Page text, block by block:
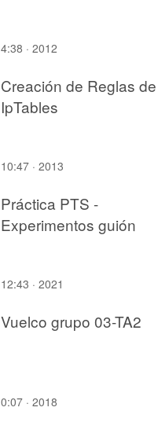
4:38 · 2012
Creación de Reglas de
IpTables
10:47 · 2013
Práctica PTS -
Experimentos guión
12:43 · 2021
Vuelco grupo 03-TA2
0:07 · 2018